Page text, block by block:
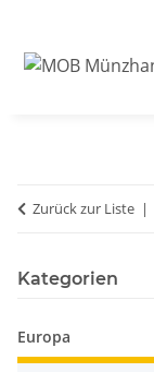
Zurück zur Liste
Kategorien
Europa